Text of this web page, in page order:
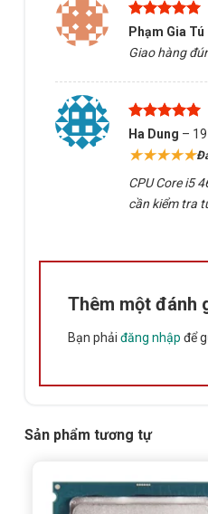
Được xếp
hạng 5
sao
Phạm Gia Tú
Giao hàng
Được xếp
hạng5 5
sao
Ha Dung –
★★★★★
CPU Core i5
cần kiểm tra
Thêm một đánh
Bạn phải đăng nhập để
Sản phẩm tương tự